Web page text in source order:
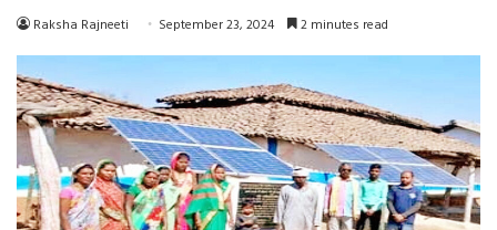
Raksha Rajneeti September 23, 2024 2 minutes read